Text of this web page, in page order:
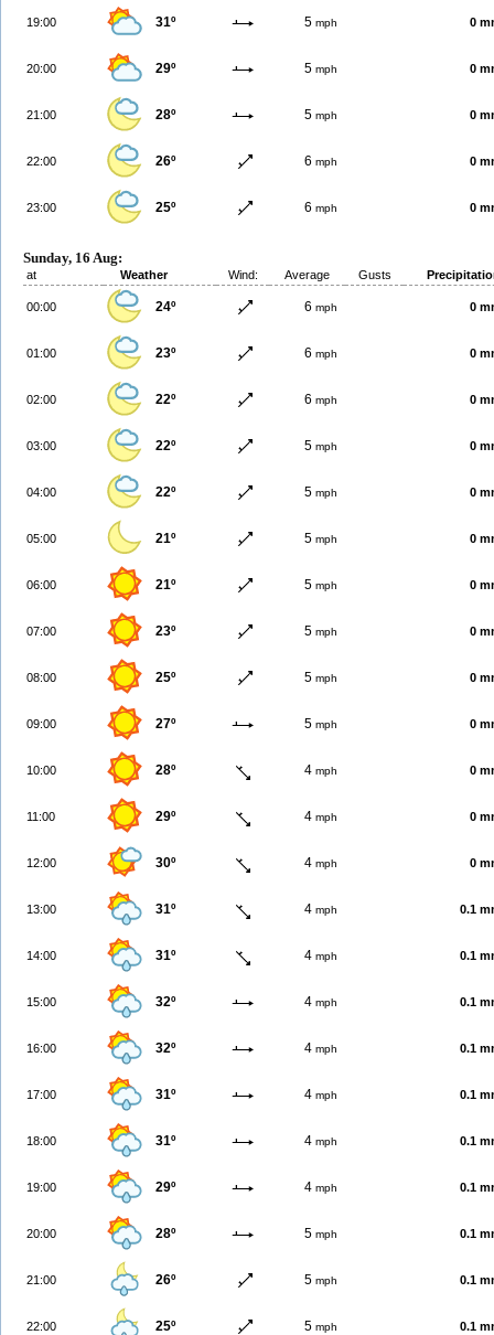
19:00 31º 5 mph 0
20:00 29º 5 mph 0
21:00 28º 5 mph 0
22:00 26º 6 mph 0
23:00 25º 6 mph 0
Sunday, 16 Aug:
at Weather Wind: Average Gusts
00:00 24º 6 mph 0
01:00 23º 6 mph 0
02:00 22º 6 mph 0
03:00 22º 5 mph 0
04:00 22º 5 mph 0
05:00 21º 5 mph 0
06:00 21º 5 mph 0
07:00 23º 5 mph 0
08:00 25º 5 mph 0
09:00 27º 5 mph 0
10:00 28º 4 mph 0
11:00 29º 4 mph 0
12:00 30º 4 mph 0
13:00 31º 4 mph 0.1
14:00 31º 4 mph 0.1
15:00 32º 4 mph 0.1
16:00 32º 4 mph 0.1
17:00 31º 4 mph 0.1
18:00 31º 4 mph 0.1
19:00 29º 4 mph 0.1
20:00 28º 5 mph 0.1
21:00 26º 5 mph 0.1
22:00 25º 5 mph 0.1